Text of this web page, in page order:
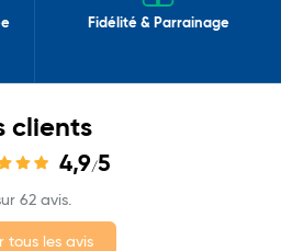
Fidélité & Parrainage
clients
4,9/5
62 avis.
tous les avis